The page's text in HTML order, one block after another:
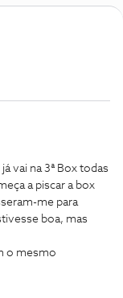
vai na 3ª Box todas
a piscar a box
me para
boa, mas
o mesmo